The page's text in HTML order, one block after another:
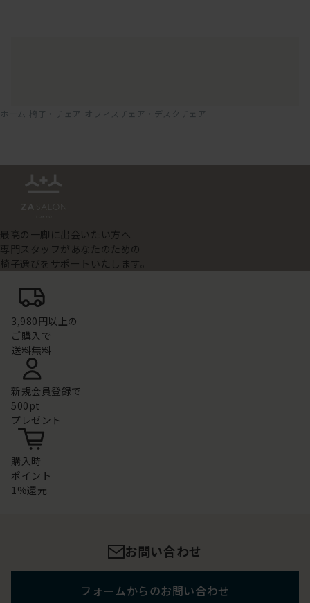
ホーム 椅子・チェア オフィスチェア・デスクチェア
最高の一脚に出会いたい方へ
専門スタッフがあなたのための
椅子選びをサポートいたします。
3,980円以上の
ご購入で
送料無料
新規会員登録で
500pt
プレゼント
購入時
ポイント
1%還元
お問い合わせ
フォームからのお問い合わせ